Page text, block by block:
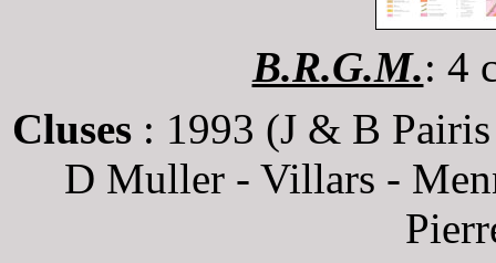
B.R.G.M.: 4
Cluses : 1993 (J & B
D Muller - Villars -